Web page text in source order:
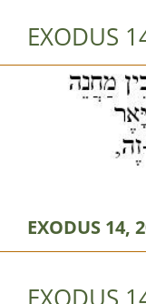
EXODUS
EXODUS 14,